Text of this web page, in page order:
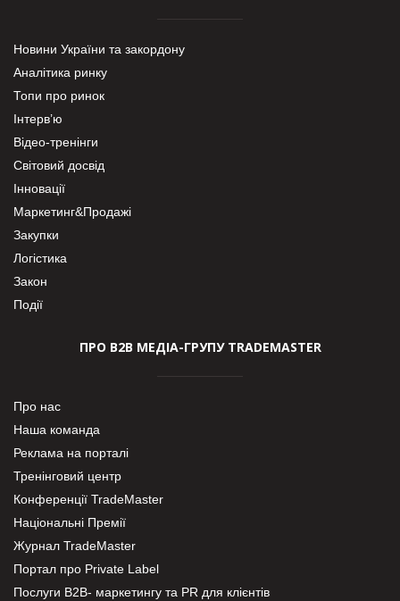
Новини України та закордону
Аналітика ринку
Топи про ринок
Інтерв’ю
Відео-тренінги
Світовий досвід
Інновації
Маркетинг&Продажі
Закупки
Логістика
Закон
Події
ПРО В2В МЕДІА-ГРУПУ TRADEMASTER
Про нас
Наша команда
Реклама на порталі
Тренінговий центр
Конференції TradeMaster
Національні Премії
Журнал TradeMaster
Портал про Private Label
Послуги В2В- маркетингу та PR для клієнтів